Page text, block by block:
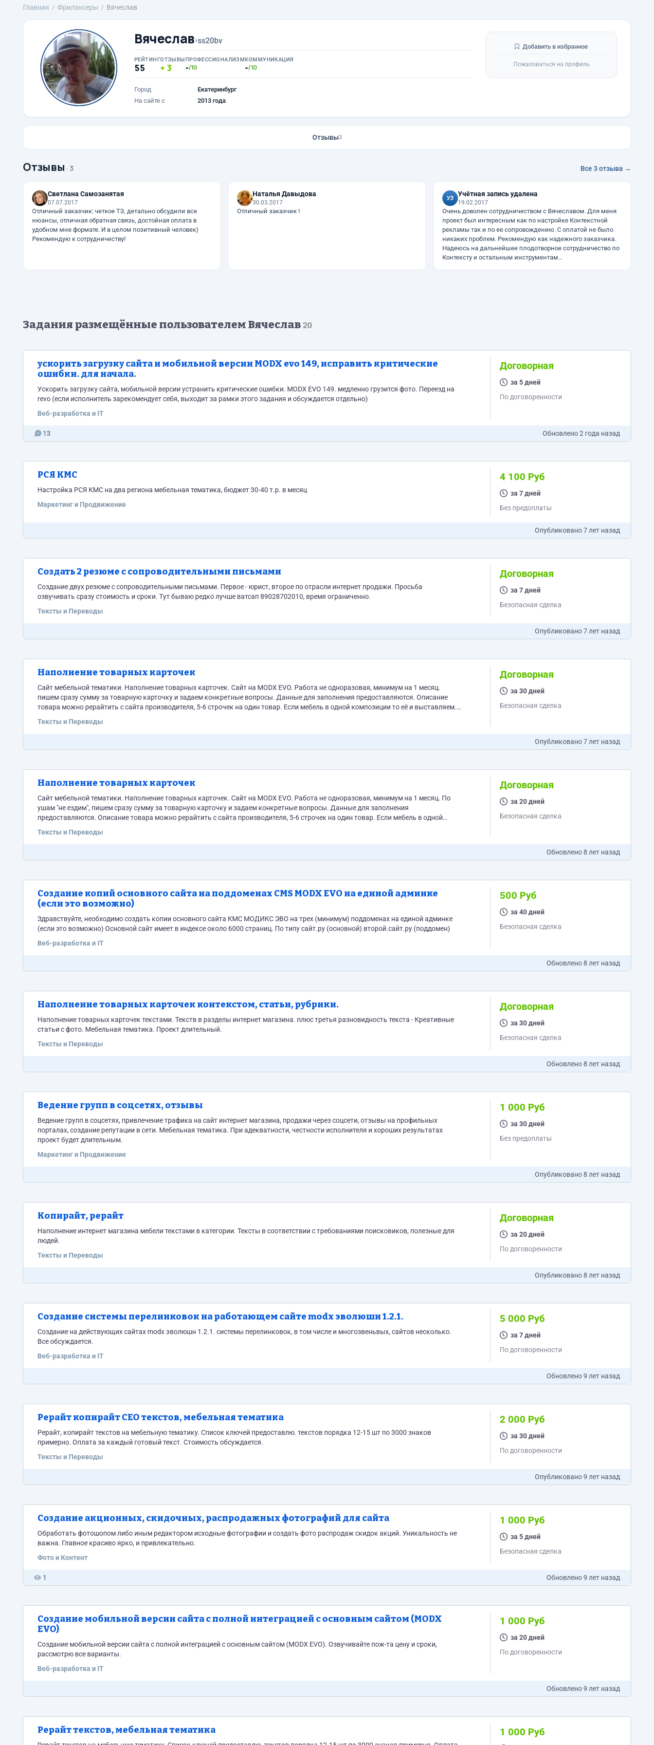
Главная Фрилансеры Вячеслав
Вячеслав›ss20bv
РЕЙТИНГ
55
ОТЗЫВЫ
3
ПРОФЕССИОНАЛИЗМ
-/10
КОММУНИКАЦИЯ
-/10
Город
Екатеринбург
На сайте с
2013 года
Добавить в избранное
Пожаловаться на профиль
Отзывы3
Отзывы · 3 Все 3 отзыва →
Светлана Самозанятая
07.07.2017
Отличный заказчик: четкое ТЗ, детально обсудили все
нюансы, отличная обратная связь, достойная оплата в
удобном мне формате. И в целом позитивный человек)
Рекомендую к сотрудничеству!
Наталья Давыдова
30.03.2017
Отличный заказчик !
Учётная запись удалена
19.02.2017
Очень доволен сотрудничеством с Вячеславом. Для меня
проект был интересным как по настройке Контекстной
рекламы так и по ее сопровождению. С оплатой не было
никаких проблем. Рекомендую как надежного заказчика.
Надеюсь на дальнейшее плодотворное сотрудничество по
Контексту и остальным инструментам…
Задания размещённые пользователем Вячеслав 20
ускорить загрузку сайта и мобильной версии MODX evo 149, исправить критические
ошибки. для начала.
Ускорить загрузку сайта, мобильной версии устранить критические ошибки. MODX EVO 149. медленно грузится фото. Переезд на
revo (если исполнитель зарекомендует себя, выходит за рамки этого задания и обсуждается отдельно)
Веб-разработка и IT
Договорная
за 5 дней
По договоренности
13 Обновлено2 года назад
РСЯ КМС
Настройка РСЯ КМС на два региона мебельная тематика, бюджет 30-40 т.р. в месяц
Маркетинг и Продвижение
4 100 Руб
за 7 дней
Без предоплаты
Опубликовано7 лет назад
Создать 2 резюме с сопроводительными письмами
Создание двух резюме с сопроводительными письмами. Первое - юрист, второе по отрасли интернет продажи. Просьба
озвучивать сразу стоимость и сроки. Тут бываю редко лучше ватсап 89028702010, время ограниченно.
Тексты и Переводы
Договорная
за 7 дней
Безопасная сделка
Опубликовано7 лет назад
Наполнение товарных карточек
Сайт мебельной тематики. Наполнение товарных карточек. Сайт на MODX EVO. Работа не одноразовая, минимум на 1 месяц.
пишем сразу сумму за товарную карточку и задаем конкретные вопросы. Данные для заполнения предоставляются. Описание
товара можно рерайтить с сайта производителя, 5-6 строчек на один товар. Если мебель в одной композиции то её и выставляем.
Тексты и Переводы
Договорная
за 30 дней
Безопасная сделка
Опубликовано7 лет назад
Наполнение товарных карточек
Сайт мебельной тематики. Наполнение товарных карточек. Сайт на MODX EVO. Работа не одноразовая, минимум на 1 месяц. По
ушам "не ездим", пишем сразу сумму за товарную карточку и задаем конкретные вопросы. Данные для заполнения
предоставляются. Описание товара можно рерайтить с сайта производителя, 5-6 строчек на один товар. Если мебель в одной
Тексты и Переводы
Договорная
за 20 дней
Безопасная сделка
Обновлено8 лет назад
Создание копий основного сайта на поддоменах CMS MODX EVO на единой админке
(если это возможно)
Здравствуйте, необходимо создать копии основного сайта КМС МОДИКС ЭВО на трех (минимум) поддоменах на единой админке
(если это возможно) Основной сайт имеет в индексе около 6000 страниц. По типу сайт.ру (основной) второй.сайт.ру (поддомен)
Веб-разработка и IT
500 Руб
за 40 дней
Безопасная сделка
Обновлено8 лет назад
Наполнение товарных карточек контекстом, статьи, рубрики.
Наполнение товарных карточек текстами. Текств в разделы интернет магазина. плюс третья разновидность текста - Креативные
статьи с фото. Мебельная тематика. Проект длительный.
Тексты и Переводы
Договорная
за 30 дней
Безопасная сделка
Обновлено8 лет назад
Ведение групп в соцсетях, отзывы
Ведение групп в соцсетях, привлечение трафика на сайт интернет магазина, продажи через соцсети, отзывы на профильных
порталах, создание репутации в сети. Мебельная тематика. При адекватности, честности исполнителя и хороших результатах
проект будет длительным.
Маркетинг и Продвижение
1 000 Руб
за 30 дней
Без предоплаты
Опубликовано8 лет назад
Копирайт, рерайт
Наполнение интернет магазина мебели текстами в категории. Тексты в соответствии с требованиями поисковиков, полезные для
людей.
Тексты и Переводы
Договорная
за 20 дней
По договоренности
Опубликовано8 лет назад
Создание системы перелинковок на работающем сайте modx эволюшн 1.2.1.
Создание на действующих сайтах modx эволюшн 1.2.1. системы перелинковок, в том числе и многозвеньвых, сайтов несколько.
Все обсуждается.
Веб-разработка и IT
5 000 Руб
за 7 дней
По договоренности
Обновлено9 лет назад
Рерайт копирайт СЕО текстов, мебельная тематика
Рерайт, копирайт текстов на мебельную тематику. Список ключей предоставлю. текстов порядка 12-15 шт по 3000 знаков
примерно. Оплата за каждый готовый текст. Стоимость обсуждается.
Тексты и Переводы
2 000 Руб
за 30 дней
По договоренности
Опубликовано9 лет назад
Создание акционных, скидочных, распродажных фотографий для сайта
Обработать фотошопом либо иным редактором исходные фотографии и создать фото распродаж скидок акций. Уникальность не
важна. Главное красиво ярко, и привлекательно.
Фото и Контент
1 000 Руб
за 5 дней
Безопасная сделка
1 Обновлено9 лет назад
Создание мобильной версии сайта с полной интеграцией с основным сайтом (MODX
EVO)
Создание мобильной версии сайта с полной интеграцией с основным сайтом (MODX EVO). Озвучивайте пож-та цену и сроки,
рассмотрю все варианты.
Веб-разработка и IT
1 000 Руб
за 20 дней
По договоренности
Обновлено9 лет назад
Рерайт текстов, мебельная тематика 1 000 Руб